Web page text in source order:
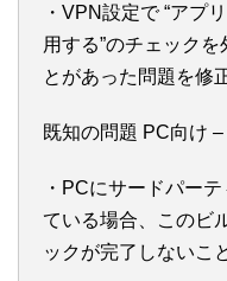
・VPN設定で “アプ
用する”のチェック
とがあった問題を修
既知の問題 PC向け –
・PCにサードパー
ている場合、このビ
ックが完了しないこ